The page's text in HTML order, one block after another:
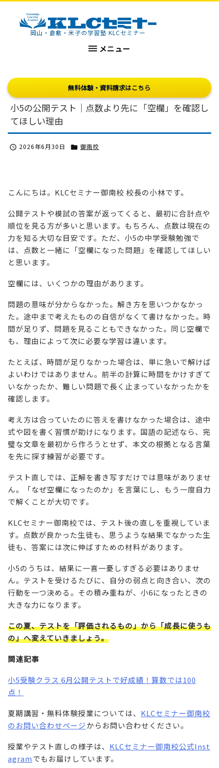
KLCセミナー岡山・倉敷・米子の学習塾 KLCセミナー
 メニュー
無料体験・資料請求はこちら
小5の公開テスト｜点数より先に「空欄」を確認し
てほしい理由
 2026年6月30日  御南校
こんにちは。KLCセミナー御南校 校長の小林です。
公開テストや模試の答案が返ってくると、最初に合計点や
順位を見る方が多いと思います。もちろん、点数は現在の
力を知る大切な目安です。ただ、小5の中学受験勉強で
は、点数と一緒に「空欄になった問題」を確認してほしい
と思います。
空欄には、いくつかの理由があります。
問題の意味が分からなかった。解き方を思いつかなかっ
た。途中まで考えたものの自信がなくて書けなかった。時
間が足りず、問題を見ることもできなかった。同じ空欄で
も、理由によって次に必要な学習は違います。
たとえば、時間が足りなかった場合は、単に急いで解けば
よいわけではありません。前半の計算に時間をかけすぎて
いなかったか、難しい問題で長く止まっていなかったかを
確認します。
考え方は合っていたのに答えを書けなかった場合は、途中
式や図を書く習慣が助けになります。国語の記述なら、完
璧な文章を最初から作ろうとせず、本文の根拠となる言葉
を先に探す練習が必要です。
テスト直しでは、正解を書き写すだけでは意味がありませ
ん。「なぜ空欄になったのか」を言葉にし、もう一度自力
で解くことが大切です。
KLCセミナー御南校では、テスト後の直しを重視していま
す。点数が良かった生徒も、思うような結果でなかった生
徒も、答案には次に伸ばすための材料があります。
小5のうちは、結果に一喜一憂しすぎる必要はありませ
ん。テストを受けるたびに、自分の弱点と向き合い、次の
行動を一つ決める。その積み重ねが、小6になったときの
大きな力になります。
この夏、テストを「評価されるもの」から「成長に使うも
の」へ変えていきましょう。
関連記事
小5受験クラス 6月公開テストで好成績！算数では100
点！
夏期講習・無料体験授業については、 KLCセミナー御南校
のお問い合わせページ⁠からお問い合わせください。
授業やテスト直しの様子は、 KLCセミナー御南校公式Inst
agram⁠でもお届けしています。